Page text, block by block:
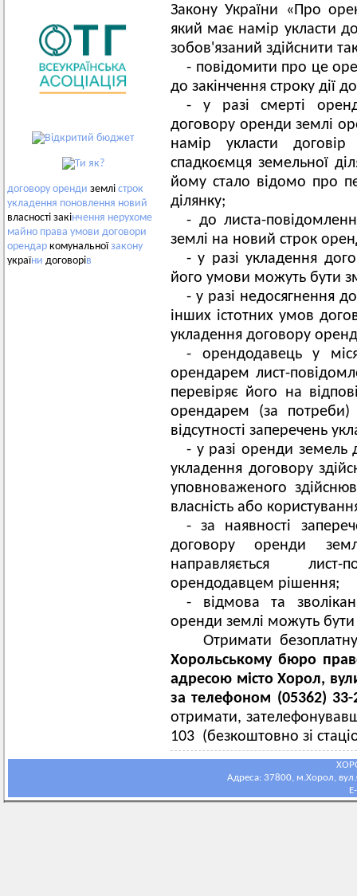
договору оренди землі строк
укладення поновлення новий
власності закінчення нерухоме
майно права умови договори
орендар комунальноїзакону
україни договорів
Закону України «Про
який має намір укласти
зобов'язаний здійснити
- повідомити про це
до закінчення строку дії
- у разі смерті
договору оренди землі
намір укласти
спадкоємця земельної
йому стало відомо про
ділянку;
- до листа-
землі на новий строк
- у разі укладення
його умови можуть бути
- у разі недосягнення
інших істотних умов
укладення договору
- орендодавець у
орендарем лист-
перевіряє його на
орендарем (за потреби)
відсутності заперечень
- у разі оренди земель
укладення договору
уповноваженого
власність або
- за наявності
договору оренди
направляється
орендодавцем рішення;
- відмова та
оренди землі можуть бути
Отримати
Хорольському бюро
адресою місто Хорол,
за телефоном (05362) 33-
отримати,
103 (безкоштовно зі
Адреса: 37800, м.Хорол,